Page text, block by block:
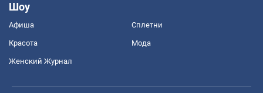
Шоу
Афиша Сплетни
Красота Мода
Женский Журнал